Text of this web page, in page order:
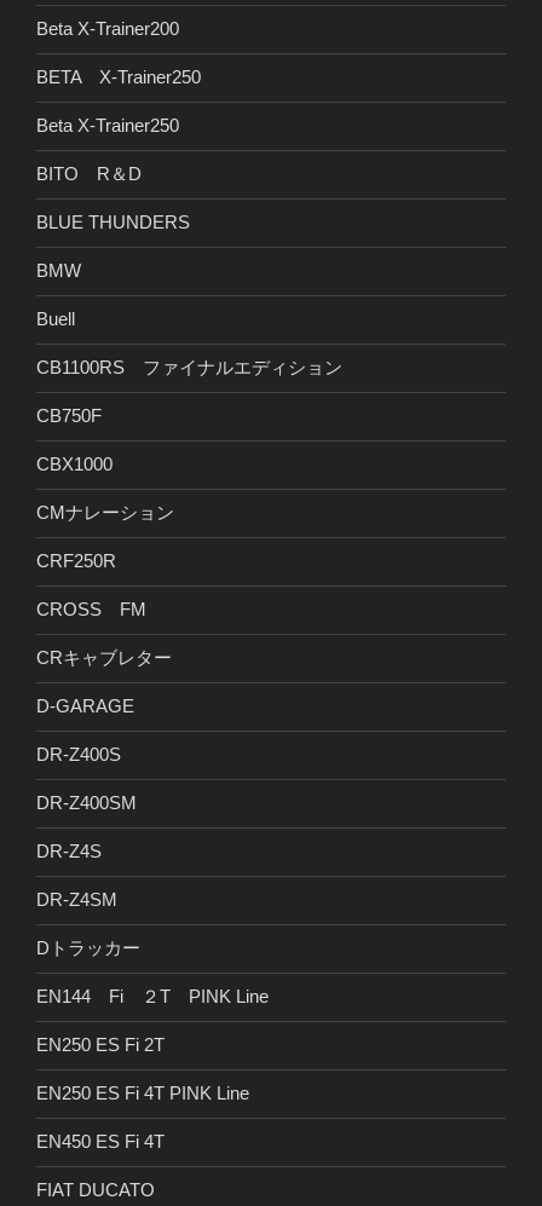
Beta X-Trainer200
BETA X-Trainer250
Beta X-Trainer250
BITO R＆D
BLUE THUNDERS
BMW
Buell
CB1100RS ファイナルエディション
CB750F
CBX1000
CMナレーション
CRF250R
CROSS FM
CRキャブレター
D-GARAGE
DR-Z400S
DR-Z400SM
DR-Z4S
DR-Z4SM
Dトラッカー
EN144 Fi ２T PINK Line
EN250 ES Fi 2T
EN250 ES Fi 4T PINK Line
EN450 ES Fi 4T
FIAT DUCATO